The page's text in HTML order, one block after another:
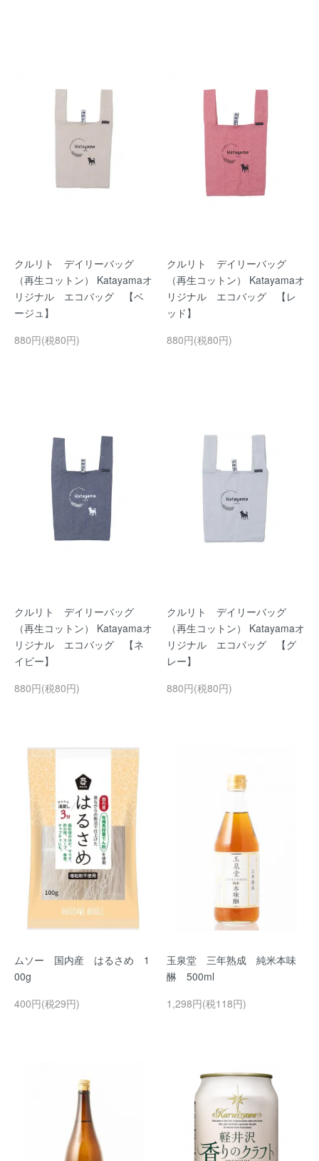
クルリト デイリーバッグ
（再生コットン） Katayamaオ
リジナル エコバッグ 【ベ
ージュ】
880円(税80円)
クルリト デイリーバッグ
（再生コットン） Katayamaオ
リジナル エコバッグ 【レ
ッド】
880円(税80円)
クルリト デイリーバッグ
（再生コットン） Katayamaオ
リジナル エコバッグ 【ネ
イビー】
880円(税80円)
クルリト デイリーバッグ
（再生コットン） Katayamaオ
リジナル エコバッグ 【グ
レー】
880円(税80円)
ムソー 国内産 はるさめ 1
00g
400円(税29円)
玉泉堂 三年熟成 純米本味
醂 500ml
1,298円(税118円)